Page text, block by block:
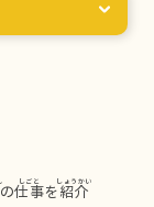
の仕事を紹介